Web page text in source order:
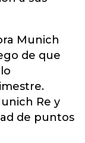
Munich
de que
Re y
de puntos